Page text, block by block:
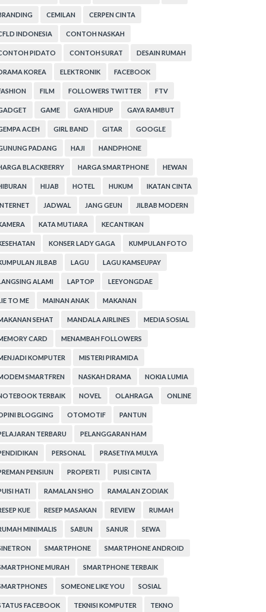
CEMILAN CERPEN CINTA
INDONESIA CONTOH NASKAH
PIDATO CONTOH SURAT DESAIN RUMAH
KOREA ELEKTRONIK FACEBOOK
FILM FOLLOWERS TWITTER FTV
GAME GAYA HIDUP GAYA RAMBUT
ACEH GIRL BAND GITAR GOOGLE
PADANG HAJI HANDPHONE
BLACKBERRY HARGA SMARTPHONE HEWAN
HIJAB HOTEL HUKUM IKATAN CINTA
JADWAL JANG GEUN JILBAB MODERN
KATA MUTIARA KECANTIKAN
KONSER LADY GAGA KUMPULAN FOTO
JILBAB LAGU LAGU KAMSEUPAY
ALAMI LAPTOP LEEYONGDAE
TO ME MAINAN ANAK MAKANAN
SEHAT MANDALA AIRLINES MEDIA SOSIAL
CARD MENAMBAH FOLLOWERS
KOMPUTER MISTERI PIRAMIDA
SMARTFREN NASKAH DRAMA NOKIA LUMIA
TERBAIK NOVEL OLAHRAGA ONLINE
BLOGGING OTOMOTIF PANTUN
TERBARU PELANGGARAN HAM
PERSONAL PRASETIYA MULYA
PENSIUN PROPERTI PUISI CINTA
HATI RAMALAN SHIO RAMALAN ZODIAK
KUE RESEP MASAKAN REVIEW RUMAH
MINIMALIS SABUN SANUR SEWA
SMARTPHONE SMARTPHONE ANDROID
MURAH SMARTPHONE TERBAIK
SOMEONE LIKE YOU SOSIAL
FACEBOOK TEKNISI KOMPUTER TEKNO